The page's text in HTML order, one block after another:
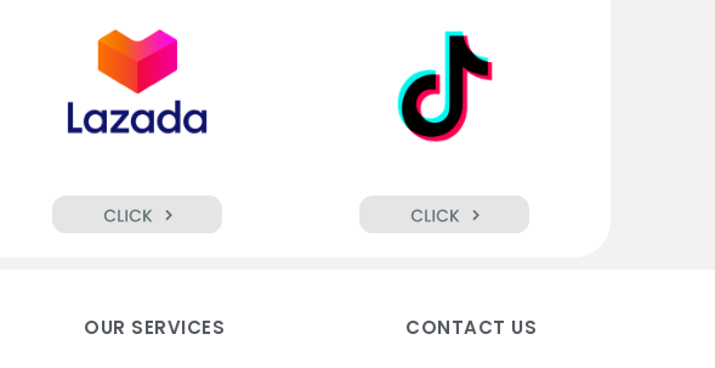
OUR SERVICES CONTACT US